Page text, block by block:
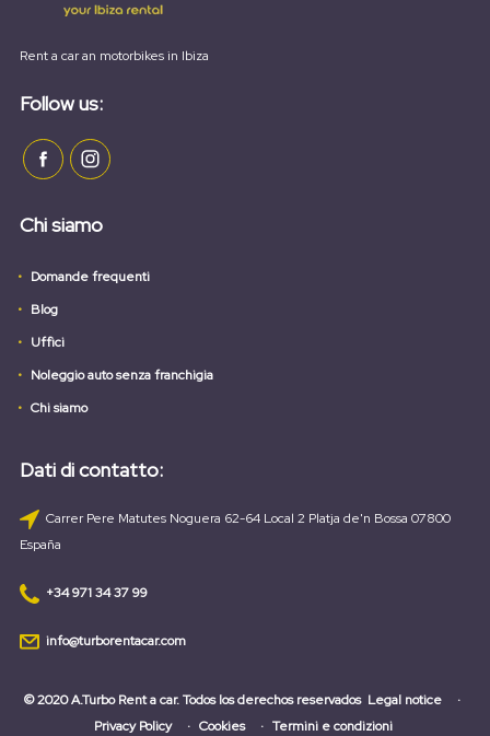
Rent a car an motorbikes in Ibiza
Follow us:
Chi siamo
Domande frequenti
Blog
Uffici
Noleggio auto senza franchigia
Chi siamo
Dati di contatto:
Carrer Pere Matutes Noguera 62-64 Local 2 Platja de'n Bossa 07800
España
+34 971 34 37 99
info@turborentacar.com
© 2020 A.Turbo Rent a car. Todos los derechos reservados Legal notice
Privacy Policy
Cookies Termini e condizioni